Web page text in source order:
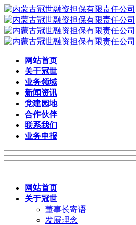
网站首页
关于冠世
业务领域
新闻资讯
党建园地
合作伙伴
联系我们
业务申报
网站首页
关于冠世
董事长寄语
发展理念